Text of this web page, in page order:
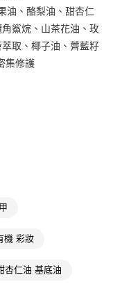
方式。 讓您購物簡單
完成。
油、酪梨油、甜杏仁
鯊烷、山茶花油、玫
取、椰子油、薺藍籽
集修護
機 彩妝
杏仁油 基底油